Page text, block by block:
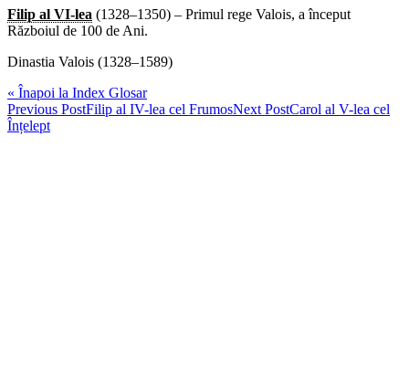
Filip al VI-lea (1328–1350) – Primul rege Valois, a început
Războiul de 100 de Ani.
Dinastia Valois (1328–1589)
« Înapoi la Index Glosar
Post
navigation
Previous PostFilip al IV-lea cel FrumosNext PostCarol al V-lea cel
Înțelept